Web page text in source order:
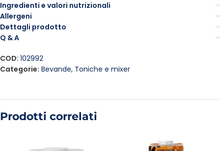
Ingredienti e valori nutrizionali
Allergeni
Dettagli prodotto
Q & A
COD: 102992
Categorie: Bevande, Toniche e mixer
Prodotti correlati